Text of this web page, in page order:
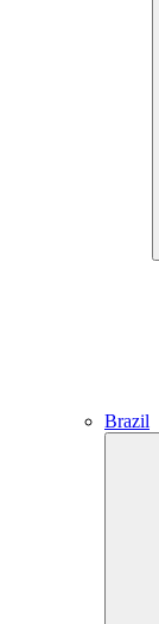
Brazil